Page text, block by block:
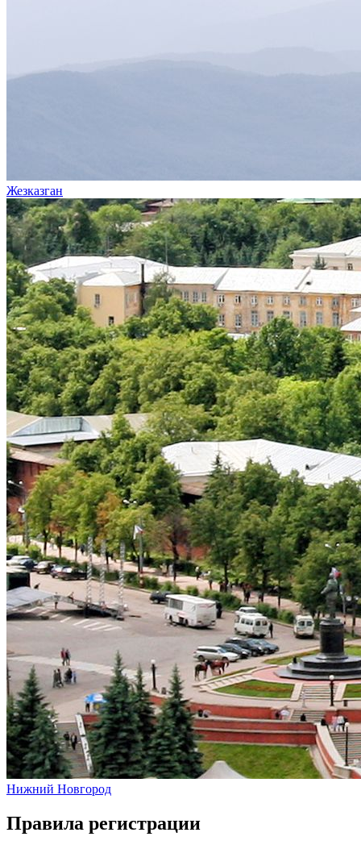
Жезказган
Нижний Новгород
Правила регистрации